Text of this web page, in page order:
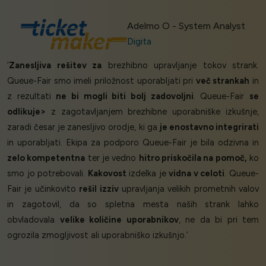
Adelmo O - System Analyst
Digita
‘Zanesljiva rešitev za brezhibno upravljanje tokov strank.
Queue-Fair smo imeli priložnost uporabljati pri več strankah in
z rezultati ne bi mogli biti bolj zadovoljni . Queue-Fair se
odlikuje> z zagotavljanjem brezhibne uporabniške izkušnje,
zaradi česar je zanesljivo orodje, ki ga je enostavno integrirati
in uporabljati. Ekipa za podporo Queue-Fair je bila odzivna in
zelo kompetentna ter je vedno hitro priskočila na pomoč, ko
smo jo potrebovali. Kakovost izdelka jevidna v celoti . Queue-
Fair je učinkovito rešil izzivupravljanja velikih prometnih valov
in zagotovil, da so spletna mesta naših strank lahko
obvladovala velike količine uporabnikov, ne da bi pri tem
ogrozila zmogljivost ali uporabniško izkušnjo.’